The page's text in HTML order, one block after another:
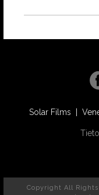
Solar Films |
Copyright All